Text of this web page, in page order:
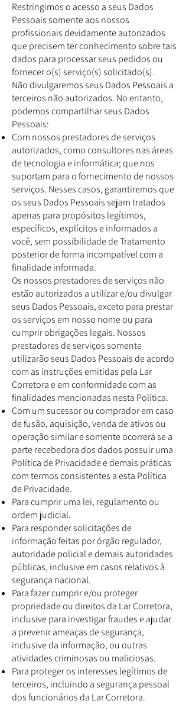
Restringimos o acesso a seus Dados
Pessoais somente aos nossos
profissionais devidamente autorizados
que precisem ter conhecimento sobre tais
dados para processar seus pedidos ou
fornecer o(s) serviço(s) solicitado(s).
Não divulgaremos seus Dados Pessoais a
terceiros não autorizados. No entanto,
podemos compartilhar seus Dados
Pessoais:
Com nossos prestadores de serviços
autorizados, como consultores nas áreas
de tecnologia e informática; que nos
suportam para o fornecimento de nossos
serviços. Nesses casos, garantiremos que
os seus Dados Pessoais sejam tratados
apenas para propósitos legítimos,
específicos, explícitos e informados a
você, sem possibilidade de Tratamento
posterior de forma incompatível com a
finalidade informada.
Os nossos prestadores de serviços não
estão autorizados a utilizar e/ou divulgar
seus Dados Pessoais, exceto para prestar
os serviços em nosso nome ou para
cumprir obrigações legais. Nossos
prestadores de serviços somente
utilizarão seus Dados Pessoais de acordo
com as instruções emitidas pela Lar
Corretora e em conformidade com as
finalidades mencionadas nesta Política.
Com um sucessor ou comprador em caso
de fusão, aquisição, venda de ativos ou
operação similar e somente ocorrerá se a
parte recebedora dos dados possuir uma
Política de Privacidade e demais práticas
com termos consistentes a esta Política
de Privacidade.
Para cumprir uma lei, regulamento ou
ordem judicial.
Para responder solicitações de
informação feitas por órgão regulador,
autoridade policial e demais autoridades
públicas, inclusive em casos relativos à
segurança nacional.
Para fazer cumprir e/ou proteger
propriedade ou direitos da Lar Corretora,
inclusive para investigar fraudes e ajudar
a prevenir ameaças de segurança,
inclusive da informação, ou outras
atividades criminosas ou maliciosas.
Para proteger os interesses legítimos de
terceiros, incluindo a segurança pessoal
dos funcionários da Lar Corretora.